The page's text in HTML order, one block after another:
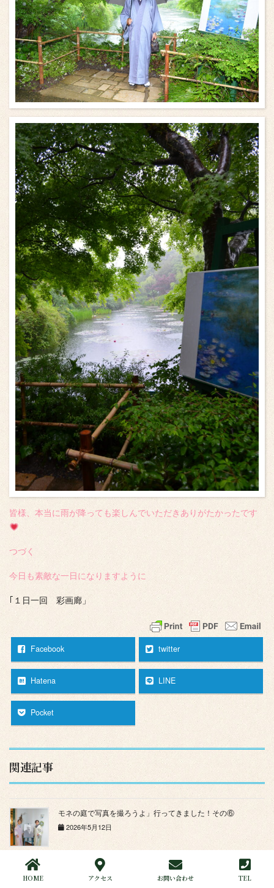
皆様、本当に雨が降っても楽しんでいただきありがたかったです
つづく
今日も素敵な一日になりますように
｢１日一回 彩画廊」
Facebook twitter
Hatena LINE
Pocket
関連記事
モネの庭で写真を撮ろうよ」行ってきました！その⑥
2026年5月12日
モネの庭で写真を撮ろうよ」行ってきました！その②
2026年5月8日
HOME アクセス お問い合わせ TEL